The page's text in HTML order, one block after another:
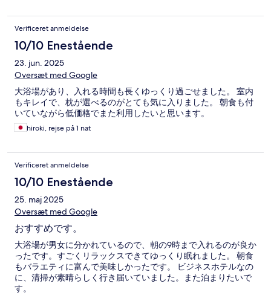
Verificeret anmeldelse
10/10 Enestående
23. jun. 2025
Oversæt med Google
大浴場があり、入れる時間も長くゆっくり過ごせました。 室内
もキレイで、枕が選べるのがとても気に入りました。 朝食も付
いていながら低価格でまた利用したいと思います。
hiroki, rejse på 1 nat
Verificeret anmeldelse
10/10 Enestående
25. maj 2025
Oversæt med Google
おすすめです。
大浴場が男女に分かれているので、朝の9時まで入れるのが良か
ったです。すごくリラックスできてゆっくり眠れました。 朝食
もバラエティに富んで美味しかったです。 ビジネスホテルなの
に、清掃が素晴らしく行き届いていました。また泊まりたいで
す。